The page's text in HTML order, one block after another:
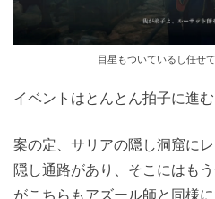
目星もついているし任せ
イベントはとんとん拍子に進む
案の定、サリアの隠し洞窟に
隠し通路があり、そこにはも
がこちらもアズール師と同様